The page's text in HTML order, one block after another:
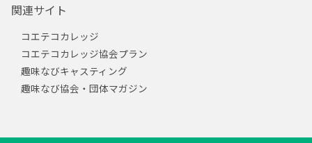
関連サイト
コエテコカレッジ
コエテコカレッジ協会プラン
趣味なびキャスティング
趣味なび協会・団体マガジン